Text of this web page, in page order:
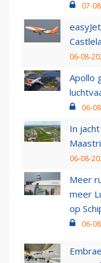
07-
06-08-
Apollo
06-
In
06-08-
Meer
meer
op
06-